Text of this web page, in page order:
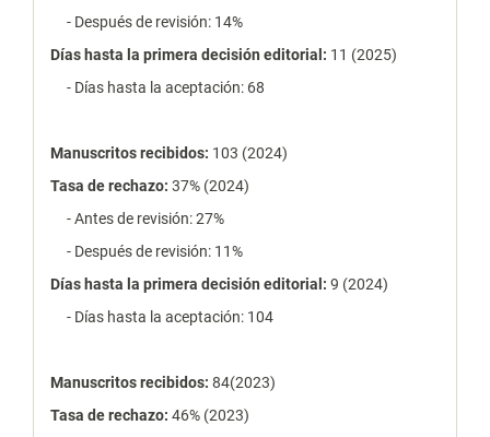
- Después de revisión: 14%
Días hasta la primera decisión editorial: 11 (2025)
- Días hasta la aceptación: 68
Manuscritos recibidos: 103 (2024)
Tasa de rechazo: 37% (2024)
- Antes de revisión: 27%
- Después de revisión: 11%
Días hasta la primera decisión editorial: 9 (2024)
- Días hasta la aceptación: 104
Manuscritos recibidos: 84(2023)
Tasa de rechazo: 46% (2023)